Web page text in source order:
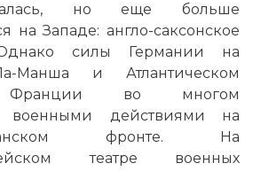
но еще больше
на Западе: англо-саксонское
силы Германии на
Манша и Атлантическом
Франции во многом
военными действиями на
фронте. На
театре военных